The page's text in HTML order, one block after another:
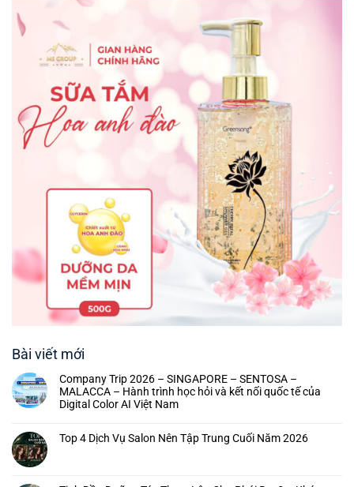
Bài viết mới
Company Trip 2026 – SINGAPORE – SENTOSA –
MALACCA – Hành trình học hỏi và kết nối quốc tế của
Digital Color AI Việt Nam
Top 4 Dịch Vụ Salon Nên Tập Trung Cuối Năm 2026